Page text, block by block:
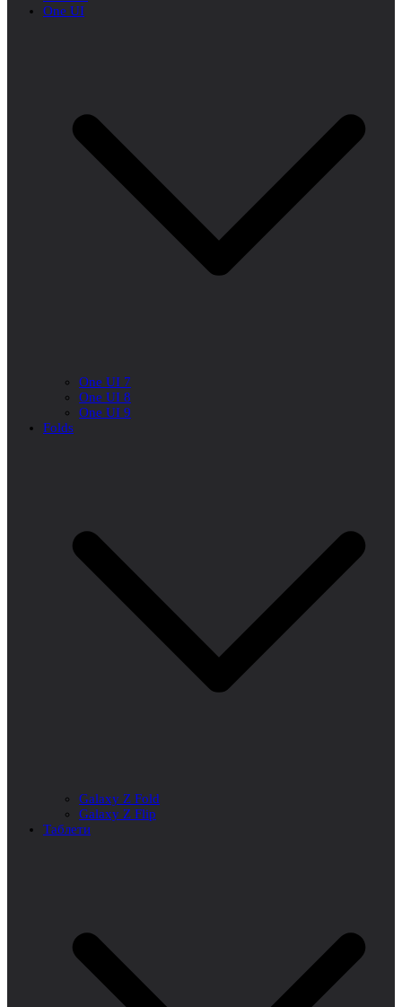
One UI
One UI 7
One UI 8
One UI 9
Folds
Galaxy Z Fold
Galaxy Z Flip
Таблети